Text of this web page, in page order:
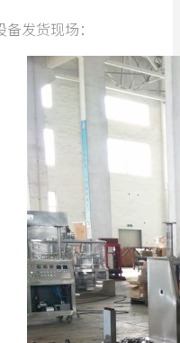
发货现场：